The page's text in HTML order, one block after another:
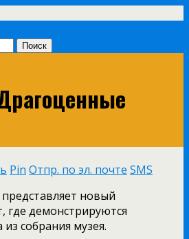
Pin Отпр. по эл. почте SMS
новый
где демонстрируются
собрания музея.